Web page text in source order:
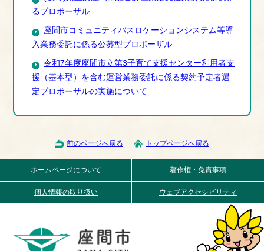
るプロポーザル
座間市コミュニティバスロケーションシステム等導
入業務委託に係る公募型プロポーザル
令和7年度座間市立第3子育て支援センター利用者支
援（基本型）を含む運営業務委託に係る契約予定者選
定プロポーザルの実施について
前のページへ戻る トップページへ戻る
ホームページについて 著作権・免責事項
個人情報の取り扱い ウェブアクセシビリティ